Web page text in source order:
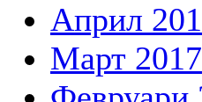
Април
Март 2017